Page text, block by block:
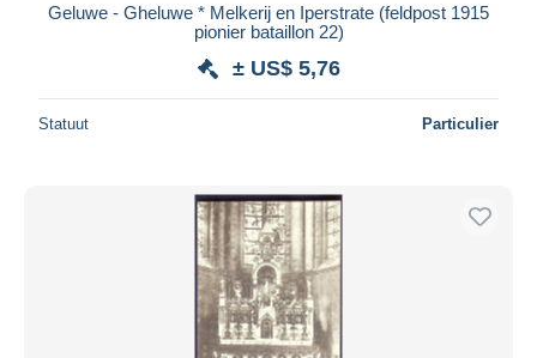
Geluwe - Gheluwe * Melkerij en Iperstrate (feldpost 1915
pionier bataillon 22)
± US$ 5,76
Statuut Particulier